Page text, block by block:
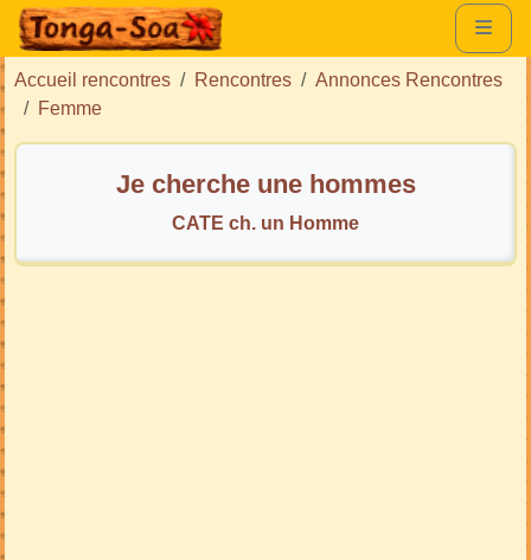
Accueil rencontres Rencontres
Annonces Rencontres
Femme
Je cherche une hommes
CATE ch. un Homme